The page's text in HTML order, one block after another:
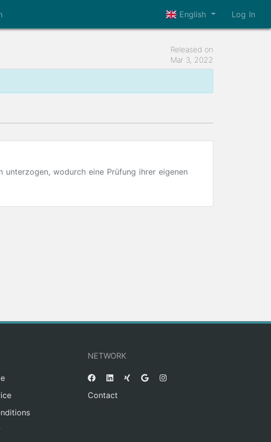
English Log In
Released on
Mar 3, 2022
wodurch eine Prüfung ihrer eigenen
NETWORK
Contact